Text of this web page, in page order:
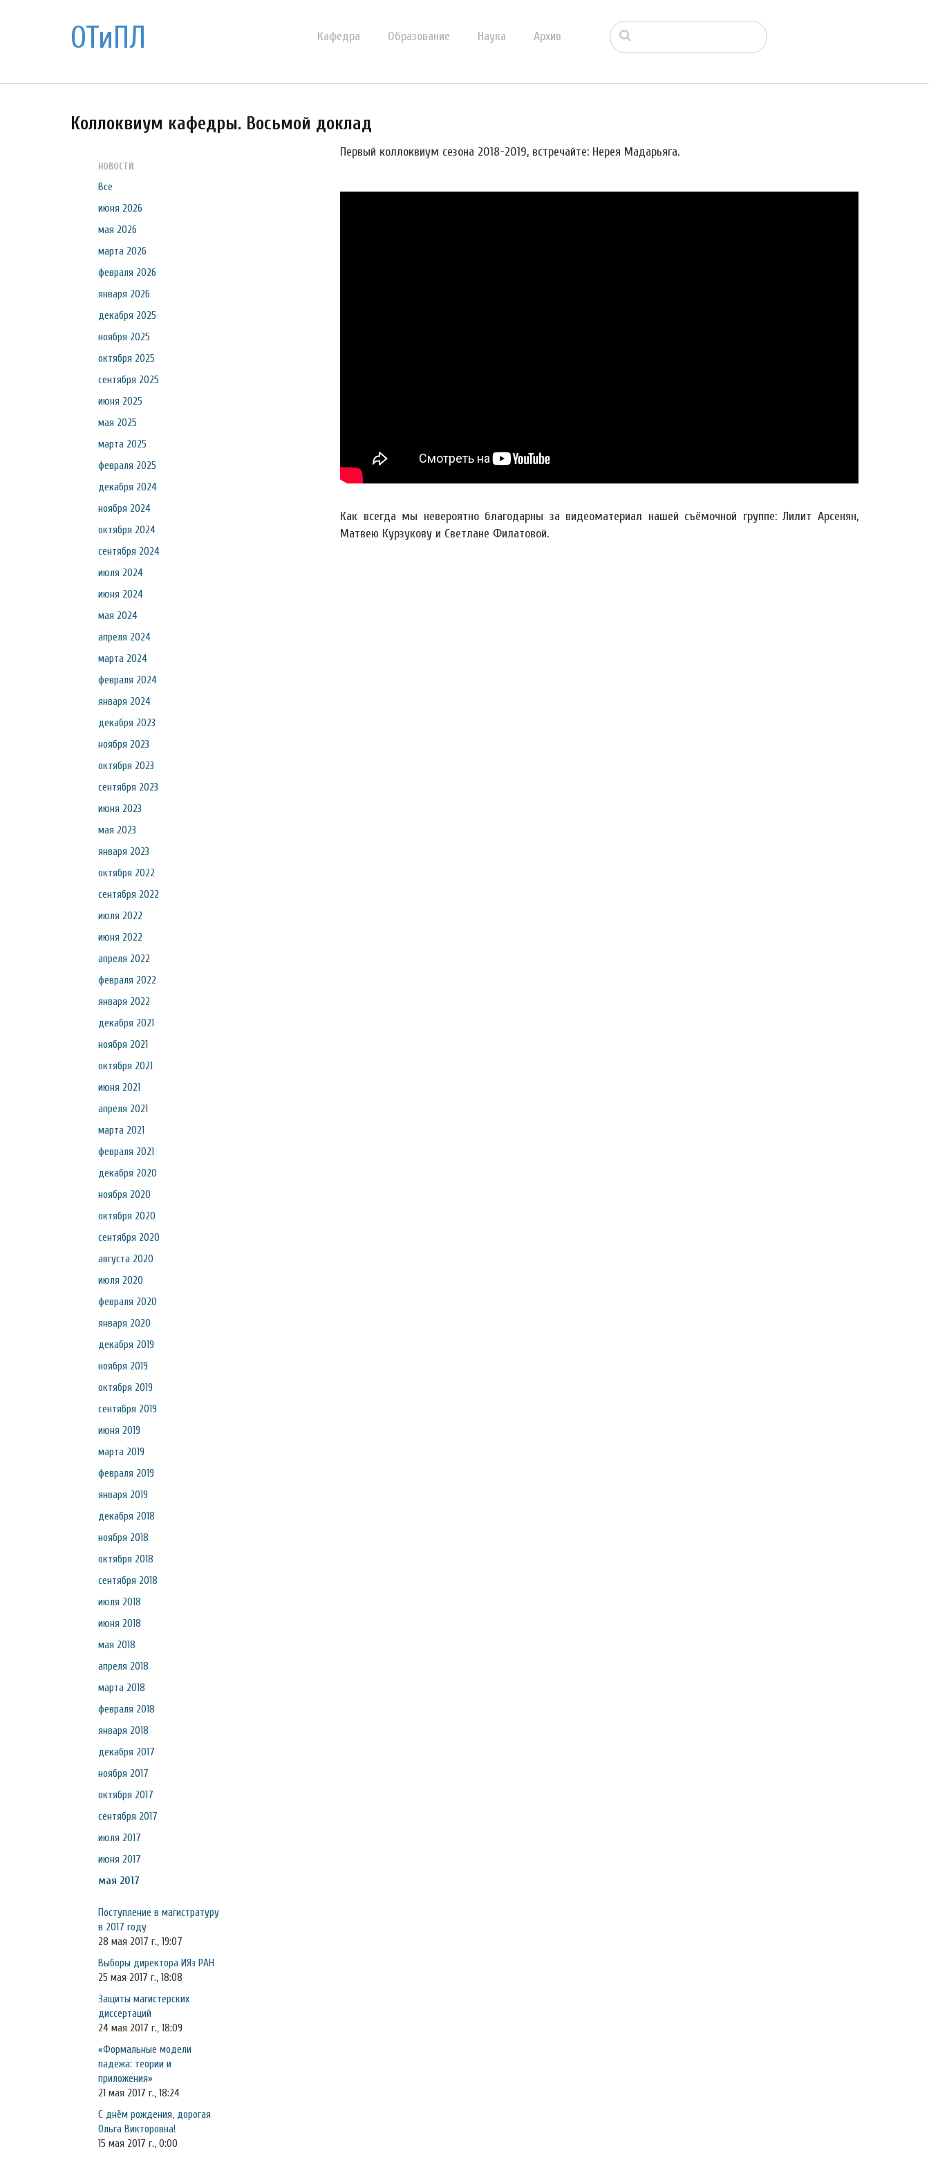
ОТиПЛ Кафедра Образование Наука Архив
Коллоквиум кафедры. Восьмой доклад
НОВОСТИ
Все
июня 2026
мая 2026
марта 2026
февраля 2026
января 2026
декабря 2025
ноября 2025
октября 2025
сентября 2025
июня 2025
мая 2025
марта 2025
февраля 2025
декабря 2024
ноября 2024
октября 2024
сентября 2024
июля 2024
июня 2024
мая 2024
апреля 2024
марта 2024
февраля 2024
января 2024
декабря 2023
ноября 2023
октября 2023
сентября 2023
июня 2023
мая 2023
января 2023
октября 2022
сентября 2022
июля 2022
июня 2022
апреля 2022
февраля 2022
января 2022
декабря 2021
ноября 2021
октября 2021
июня 2021
апреля 2021
марта 2021
февраля 2021
декабря 2020
ноября 2020
октября 2020
сентября 2020
августа 2020
июля 2020
февраля 2020
января 2020
декабря 2019
ноября 2019
октября 2019
сентября 2019
июня 2019
марта 2019
февраля 2019
января 2019
декабря 2018
ноября 2018
октября 2018
сентября 2018
июля 2018
июня 2018
мая 2018
апреля 2018
марта 2018
февраля 2018
января 2018
декабря 2017
ноября 2017
октября 2017
сентября 2017
июля 2017
июня 2017
мая 2017
Поступление в магистратуру
в 2017 году
28 мая 2017 г., 19:07
Выборы директора ИЯз РАН
25 мая 2017 г., 18:08
Защиты магистерских
диссертаций
24 мая 2017 г., 18:09
«Формальные модели
падежа: теории и
приложения»
21 мая 2017 г., 18:24
С днём рождения, дорогая
Ольга Викторовна!
15 мая 2017 г., 0:00
Первый коллоквиум сезона 2018-2019, встречайте: Нерея Мадарьяга.
Как всегда мы невероятно благодарны за видеоматериал нашей съёмочной группе: Лилит Арсенян,
Матвею Курзукову и Светлане Филатовой.